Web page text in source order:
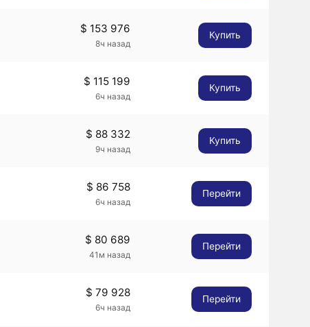
$ 153 976
8ч назад
Купить
$ 115 199
6ч назад
Купить
$ 88 332
9ч назад
Купить
$ 86 758
6ч назад
Перейти
$ 80 689
41м назад
Перейти
$ 79 928
6ч назад
Перейти